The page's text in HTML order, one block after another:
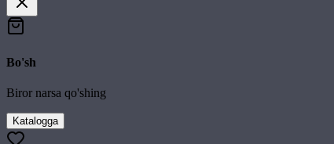
Bo'sh
Biror narsa qo'shing
Katalogga